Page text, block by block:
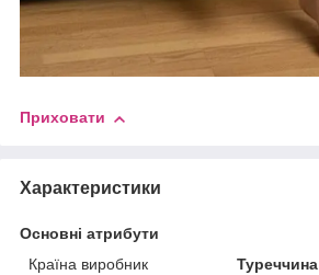
Приховати
Характеристики
Основні атрибути
Країна виробник
Туреччина